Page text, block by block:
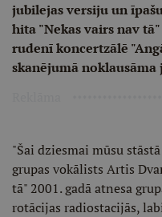
jubilejas versiju un
hita "Nekas vairs nav
rudenī koncertzālē
skanējumā noklausāma
"Šai dziesmai mūsu
grupas vokālists Artis
tā" 2001. gadā atnesa
rotācijas radiostacijās,